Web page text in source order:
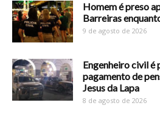
Homem é preso
Barreiras
9 de agosto de 2026
Engenheiro civil é
pagamento de
Jesus da Lapa
8 de agosto de 2026